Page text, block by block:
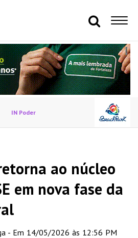
IN Poder
ao núcleo
em nova fase da
- Em 14/05/2026 às 12:56 PM